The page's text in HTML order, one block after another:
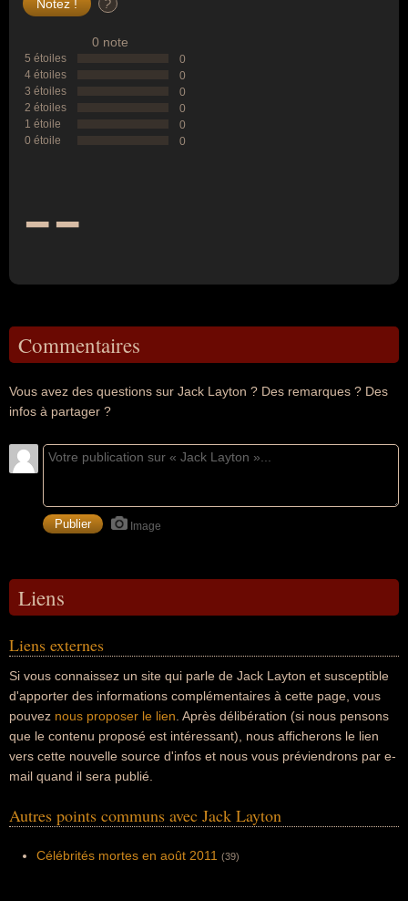
?
0 note
5 étoiles
0
4 étoiles
0
3 étoiles
0
2 étoiles
0
1 étoile
0
0 étoile
0
--
Commentaires
Vous avez des questions sur Jack Layton ? Des remarques ? Des
infos à partager ?
Image
Liens
Liens externes
Si vous connaissez un site qui parle de Jack Layton et susceptible
d'apporter des informations complémentaires à cette page, vous
pouvez nous proposer le lien . Après délibération (si nous pensons
que le contenu proposé est intéressant), nous afficherons le lien
vers cette nouvelle source d'infos et nous vous préviendrons par e-
mail quand il sera publié.
Autres points communs avec Jack Layton
Célébrités mortes en août 2011 (39)